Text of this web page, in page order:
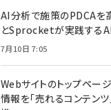
AI分析で施策のPDCAを
とSprocketが実践する
7月10日 7:05
Webサイトのトップペー
情報を「売れるコンテン